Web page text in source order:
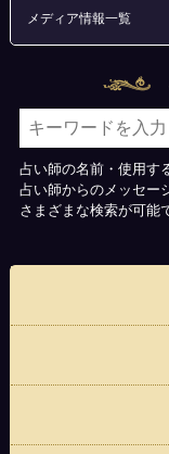
メディア情報一覧
占い師の名前・使用す
占い師からのメッセー
さまざまな検索が可能